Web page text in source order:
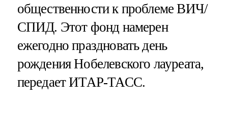
общественности к проблеме ВИЧ/
СПИД. Этот фонд намерен
ежегодно праздновать день
рождения Нобелевского лауреата,
передает ИТАР-ТАСС.